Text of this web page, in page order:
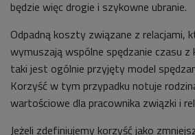
będzie więc drogie i szykowne ubranie.
Odpadną koszty związane z relacjami,
wymuszają wspólne spędzanie czasu z
taki jest ogólnie przyjęty model
Korzyść w tym przypadku notuje
wartościowe dla pracownika związki i
Jeżeli zdefiniujemy korzyść jako